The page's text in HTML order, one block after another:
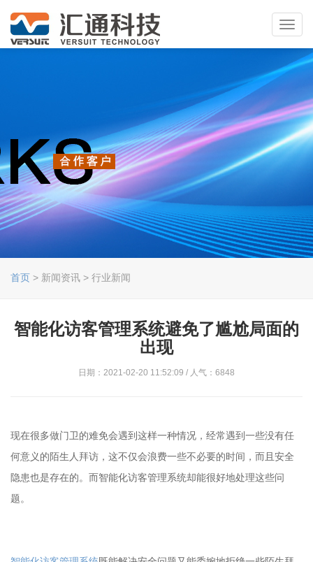
首页 > 新闻资讯 > 行业新闻
智能化访客管理系统避免了尴尬局面的
出现
日期：2021-02-20 11:52:09 / 人气：6848
现在很多做门卫的难免会遇到这样一种情况，经常遇到一些没有任
何意义的陌生人拜访，这不仅会浪费一些不必要的时间，而且安全
隐患也是存在的。而智能化访客管理系统却能很好地处理这些问
题。